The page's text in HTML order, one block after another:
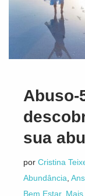
Abuso-
sua
por Cristina
Abundância
Bem Estar,